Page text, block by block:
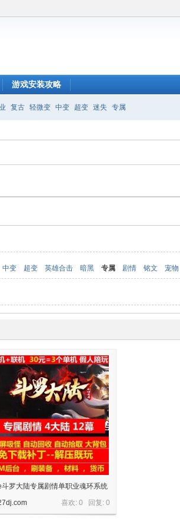
游戏安装攻略
复古 轻微变 中变 超变 迷失 专属
中变 超变 英雄合击 暗黑 专属 剧情 铭文 宠物
斗罗大陆专属剧情单职业魂环系统
喜欢: 0 回复:0